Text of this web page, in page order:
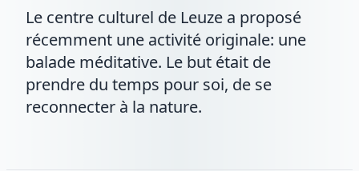
Le centre culturel de Leuze a proposé
récemment une activité originale: une
balade méditative. Le but était de
prendre du temps pour soi, de se
reconnecter à la nature.